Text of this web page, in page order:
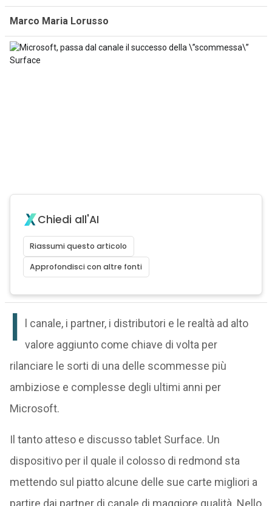
Marco Maria Lorusso
Chiedi all'AI
Riassumi questo articolo
Approfondisci con altre fonti
I
l canale, i partner, i distributori e le realtà ad alto
valore aggiunto come chiave di volta per
rilanciare le sorti di una delle scommesse più
ambiziose e complesse degli ultimi anni per
Microsoft.
Il tanto atteso e discusso tablet Surface. Un
dispositivo per il quale il colosso di redmond sta
mettendo sul piatto alcune delle sue carte migliori a
partire dai partner di canale di maggiore qualità. Nello